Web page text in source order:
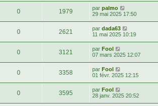
0 1979 par palmo
29 mai 2025 17:50
0 2621 par dada63
11 mai 2025 10:19
0 3121 par Fool
07 mars 2025 12:07
0 3358 par Fool
01 févr. 2025 12:15
0 3595 par Fool
28 janv. 2025 20:52